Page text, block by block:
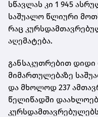
სწავლას კი 1 945
საშუალო წლიური
რაც
აღემატება.
განსაკუთრებით დიდი
მიმართულებაზე
და მხოლოდ 237
წელიწადში